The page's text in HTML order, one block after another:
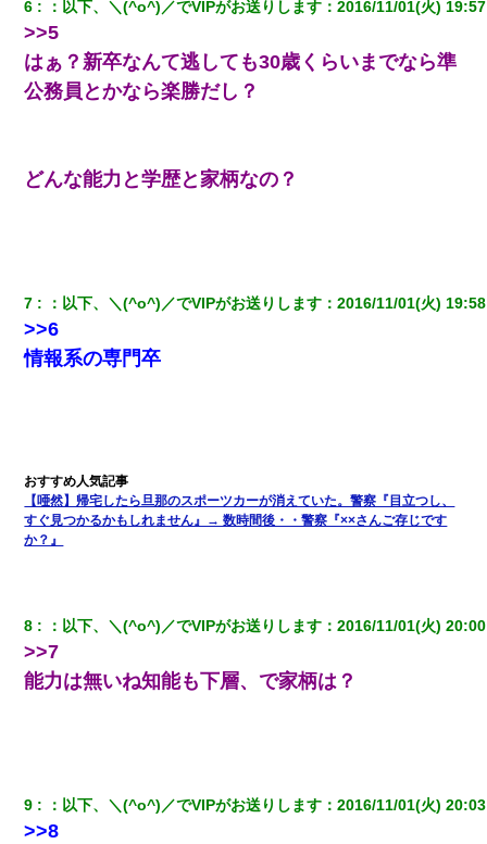
嫁が涙声で『会いたいね』とか言っているのが聞こえた。俺「こ
んな時間に誰と電話してんの？」嫁「ごめんなさい…！（大号
泣」俺（キターー）→
【クズ】昔、兄がお見合いして「ブスすぎｗｗｗ」と断った女性
が、兄の同級生と結婚。それを知った兄は荒れ狂い、｢嫁さん、俺
のお古ですが気分はどう？」とメールを送った→
お互い干渉はしないようにしましょう」→ その後に結納金の話を
したので、母が・・・
｢昨日はお兄ちゃんと一緒にお風呂に入っちゃった～｣とか毎日兄
【悲報】嫁がワイのこと嫌いっぽいから単身赴任した結果
朝起きたら嫁がいなかった。俺（嫁も嫁実家も電話に出ない…不
近づいて頭突きをしてきて…
6 ： 以下、＼(^o^)／でVIPがお送りします ：2016/11/01(火)
>>5
はぁ？新卒なんて逃しても30歳くらいまでなら準
公務員とかなら楽勝だし？
どんな能力と学歴と家柄なの？
7 ： 以下、＼(^o^)／でVIPがお送りします ：2016/11/01(火)
>>6
情報系の専門卒
【唖然】帰宅したら旦那のスポーツカーが消えていた。警察『目立つし、
すぐ見つかるかもしれません』→ 数時間後・・警察『××さんご存じです
か？』
8 ： 以下、＼(^o^)／でVIPがお送りします ：2016/11/01(火)
>>7
能力は無いね知能も下層、で家柄は？
9 ： 以下、＼(^o^)／でVIPがお送りします ：2016/11/01(火)
>>8